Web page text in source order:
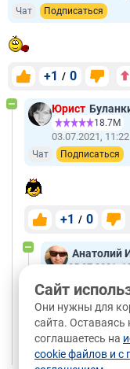
Чат Подписаться
+1 / 0
Юрист
18.7М
03.07.2021, 11:22
Чат Подписаться
+1 / 0
Анатолий
05.07.2021,
Чат
+1 / 0
Сайт
Они нужны для
сайта. Оставаясь
соглашаетесь на
cookie файлов и с